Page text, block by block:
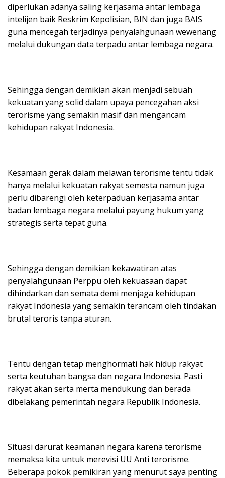
diperlukan adanya saling kerjasama antar lembaga
intelijen baik Reskrim Kepolisian, BIN dan juga BAIS
guna mencegah terjadinya penyalahgunaan wewenang
melalui dukungan data terpadu antar lembaga negara.
Sehingga dengan demikian akan menjadi sebuah
kekuatan yang solid dalam upaya pencegahan aksi
terorisme yang semakin masif dan mengancam
kehidupan rakyat Indonesia.
Kesamaan gerak dalam melawan terorisme tentu tidak
hanya melalui kekuatan rakyat semesta namun juga
perlu dibarengi oleh keterpaduan kerjasama antar
badan lembaga negara melalui payung hukum yang
strategis serta tepat guna.
Sehingga dengan demikian kekawatiran atas
penyalahgunaan Perppu oleh kekuasaan dapat
dihindarkan dan semata demi menjaga kehidupan
rakyat Indonesia yang semakin terancam oleh tindakan
brutal teroris tanpa aturan.
Tentu dengan tetap menghormati hak hidup rakyat
serta keutuhan bangsa dan negara Indonesia. Pasti
rakyat akan serta merta mendukung dan berada
dibelakang pemerintah negara Republik Indonesia.
Situasi darurat keamanan negara karena terorisme
memaksa kita untuk merevisi UU Anti terorisme.
Beberapa pokok pemikiran yang menurut saya penting